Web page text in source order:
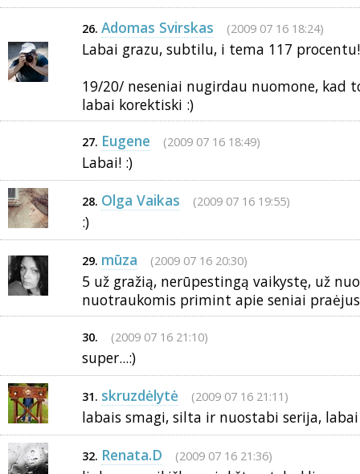
26. Adomas Svirskas (2009 07 16 18:24)
Labai grazu, subtilu, i tema 117 procentu!
19/20/ neseniai nugirdau nuomone, kad
labai korektiski :)
27. Eugene (2009 07 16 18:49)
Labai! :)
28. Olga Vaikas (2009 07 16 19:55)
:)
29. mūza (2009 07 16 20:30)
5 už gražią, nerūpestingą vaikystę, už
nuotraukomis primint apie seniai
30. (2009 07 16 21:10)
super...:)
31. skruzdėlytė (2009 07 16 21:11)
labais smagi, silta ir nuostabi serija,
32. Renata.D (2009 07 16 21:36)